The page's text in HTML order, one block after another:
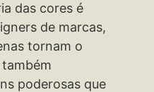
das cores é
de marcas,
tornam o
poderosas que